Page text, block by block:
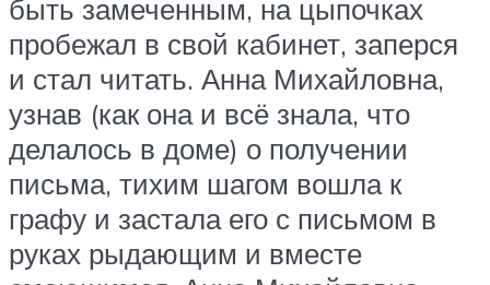
быть замеченным, на цыпочках
пробежал в свой кабинет, заперся
и стал читать. Анна Михайловна,
узнав (как она и всё знала, что
делалось в доме) о получении
письма, тихим шагом вошла к
графу и застала его с письмом в
руках рыдающим и вместе